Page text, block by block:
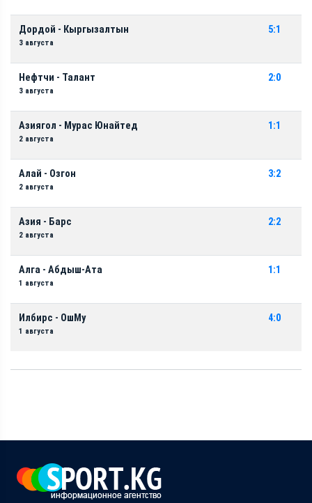
Дордой - Кыргызалтын
3 августа
5:1
Нефтчи - Талант
3 августа
2:0
Азиягол - Мурас Юнайтед
2 августа
1:1
Алай - Озгон
2 августа
3:2
Азия - Барс
2 августа
2:2
Алга - Абдыш-Ата
1 августа
1:1
Илбирс - ОшМу
1 августа
4:0